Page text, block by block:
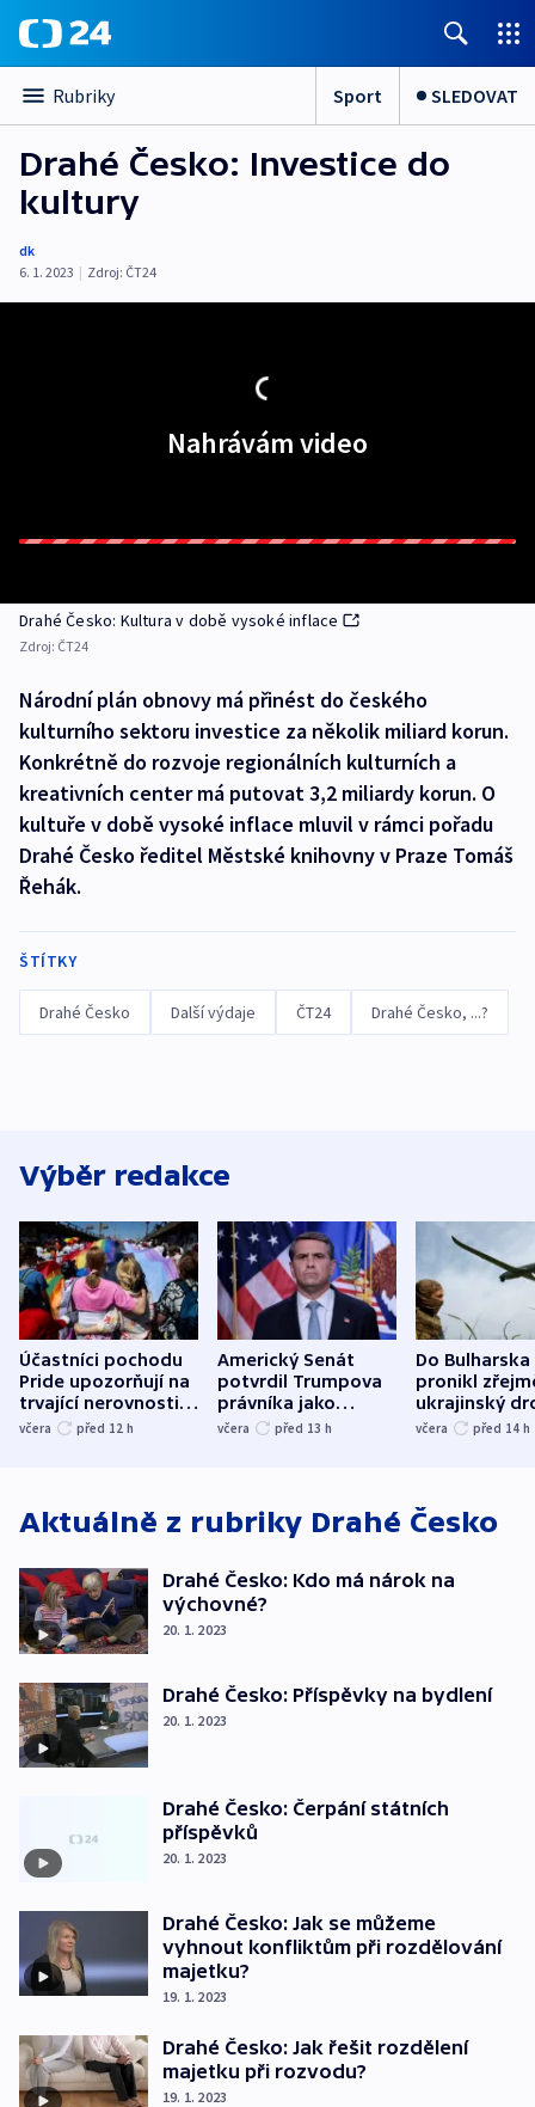
Rubriky Sport SLEDOVAT
Drahé Česko: Investice do
kultury
dk
6. 1. 2023 | Zdroj: ČT24
Nahrávám video
Drahé Česko: Kultura v době vysoké inflace
Zdroj: ČT24
Národní plán obnovy má přinést do českého
kulturního sektoru investice za několik miliard korun.
Konkrétně do rozvoje regionálních kulturních a
kreativních center má putovat 3,2 miliardy korun. O
kultuře v době vysoké inflace mluvil v rámci pořadu
Drahé Česko ředitel Městské knihovny v Praze Tomáš
Řehák.
ŠTÍTKY
Drahé Česko Další výdaje ČT24 Drahé Česko, ...?
Výběr redakce
Účastníci pochodu
Pride upozorňují na
trvající nerovnosti i
společenskou
včera před 12 h
Americký Senát
potvrdil Trumpova
právníka jako
ministra
včera před 13 h
Do Bulharska
pronikl
ukrajinský
explodoval
včera před 14 h
Aktuálně z rubriky Drahé Česko
Drahé Česko: Kdo má nárok na
výchovné?
20. 1. 2023
Drahé Česko: Příspěvky na bydlení
20. 1. 2023
Drahé Česko: Čerpání státních
příspěvků
20. 1. 2023
Drahé Česko: Jak se můžeme
vyhnout konfliktům při rozdělování
majetku?
19. 1. 2023
Drahé Česko: Jak řešit rozdělení
majetku při rozvodu?
19. 1. 2023